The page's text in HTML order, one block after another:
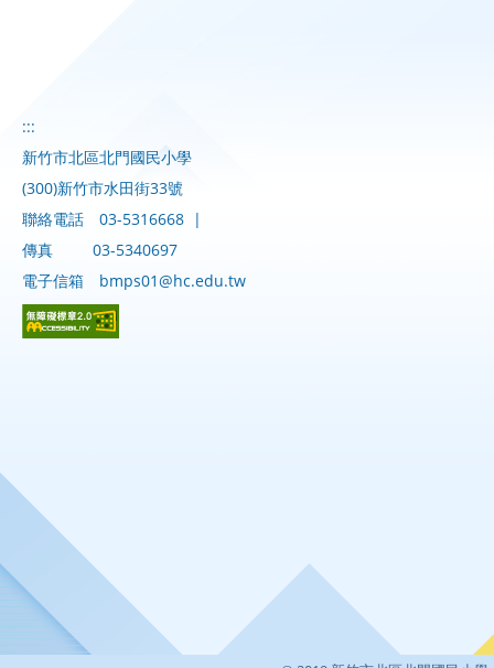
:::
新竹市北區北門國民小學
(300)新竹市水田街33號
聯絡電話
03-5316668 |
傳真
03-5340697
電子信箱
bmps01@hc.edu.tw